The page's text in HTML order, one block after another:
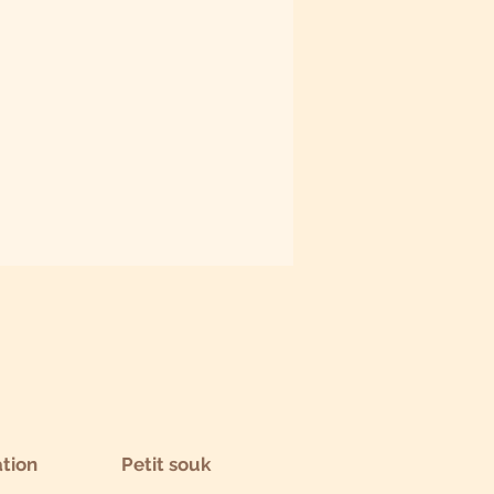
Petit souk